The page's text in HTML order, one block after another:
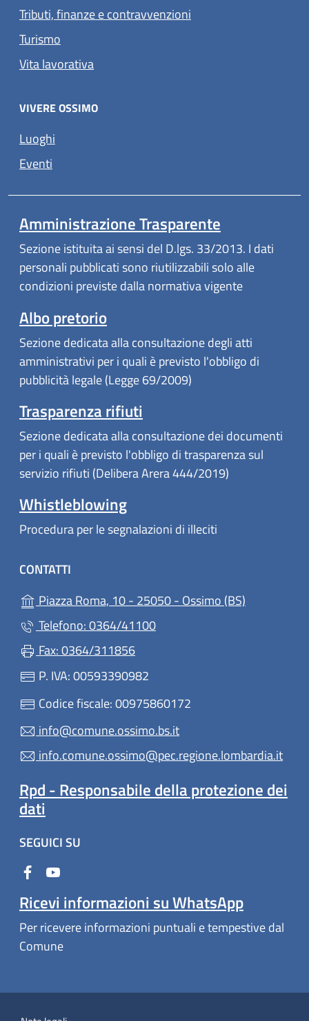
Tributi, finanze e contravvenzioni
Turismo
Vita lavorativa
VIVERE OSSIMO
Luoghi
Eventi
Amministrazione Trasparente
Sezione istituita ai sensi del D.lgs. 33/2013. I dati
personali pubblicati sono riutilizzabili solo alle
condizioni previste dalla normativa vigente
Albo pretorio
Sezione dedicata alla consultazione degli atti
amministrativi per i quali è previsto l'obbligo di
pubblicità legale (Legge 69/2009)
Trasparenza rifiuti
Sezione dedicata alla consultazione dei documenti
per i quali è previsto l'obbligo di trasparenza sul
servizio rifiuti (Delibera Arera 444/2019)
Whistleblowing
Procedura per le segnalazioni di illeciti
CONTATTI
Piazza Roma, 10 - 25050 - Ossimo (BS)
Telefono: 0364/41100
Fax: 0364/311856
P. IVA: 00593390982
Codice fiscale: 00975860172
info@comune.ossimo.bs.it
info.comune.ossimo@pec.regione.lombardia.it
Rpd - Responsabile della protezione dei
dati
SEGUICI SU
Ricevi informazioni su WhatsApp
Per ricevere informazioni puntuali e tempestive dal
Comune